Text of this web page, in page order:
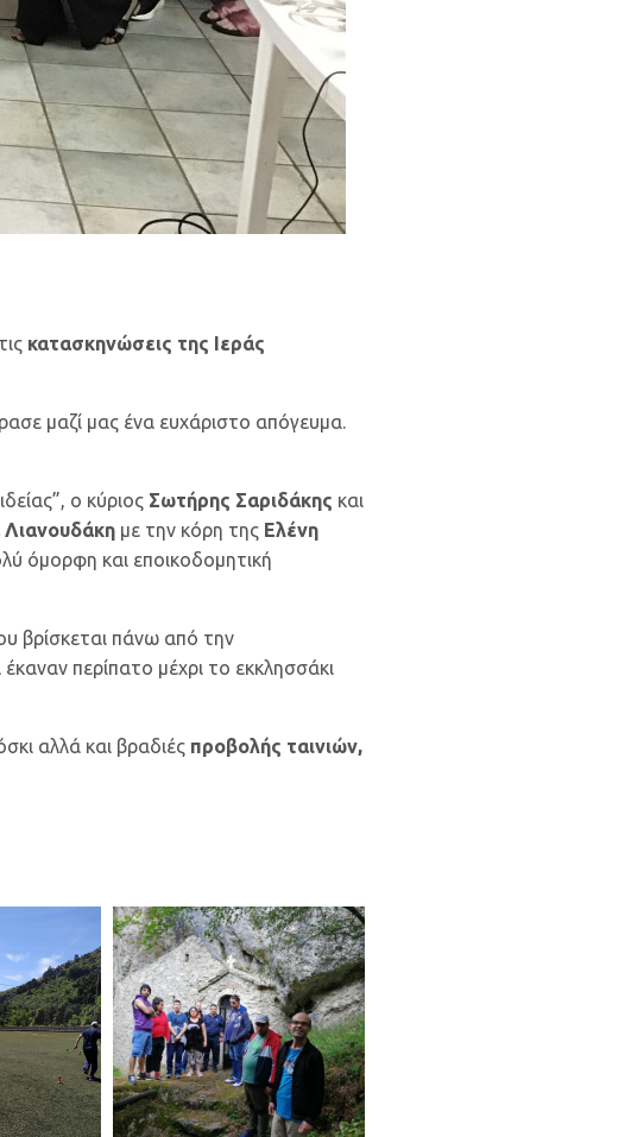
κατασκηνώσεις της Ιεράς
μαζί μας ένα ευχάριστο απόγευμα.
ο κύριος Σωτήρης Σαριδάκης και
με την κόρη της Ελένη
όμορφη και εποικοδομητική
βρίσκεται πάνω από την
περίπατο μέχρι το εκκλησσάκι
αλλά και βραδιές προβολής ταινιών,